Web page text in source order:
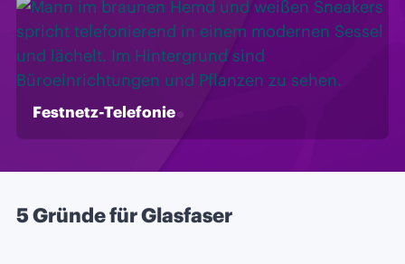
Festnetz-Telefonie
5 Gründe für Glasfaser